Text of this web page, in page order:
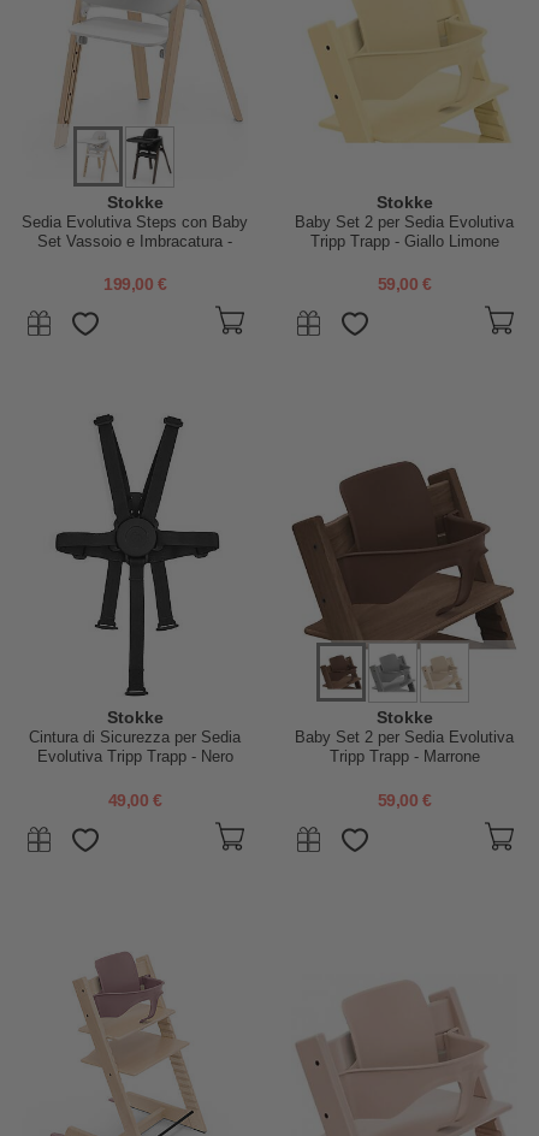
Stokke
Sedia Evolutiva Steps con Baby
Set Vassoio e Imbracatura -
199,00 €
Stokke
Baby Set 2 per Sedia Evolutiva
Tripp Trapp - Giallo Limone
59,00 €
Stokke
Cintura di Sicurezza per Sedia
Evolutiva Tripp Trapp - Nero
49,00 €
Stokke
Baby Set 2 per Sedia Evolutiva
Tripp Trapp - Marrone
59,00 €